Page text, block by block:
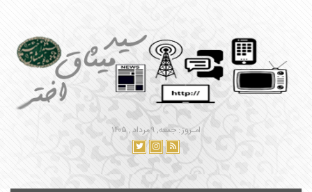
امـروز : جمعه, ۹ مرداد , ۱۴۰۵